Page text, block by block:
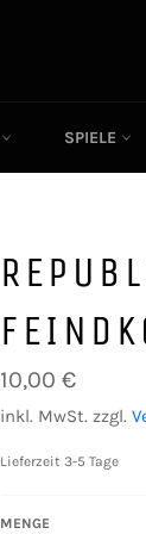
SPIELE
Normaler
Preis
10,00 €
inkl. MwSt. zzgl.
Lieferzeit 3-5 Tage
MENGE